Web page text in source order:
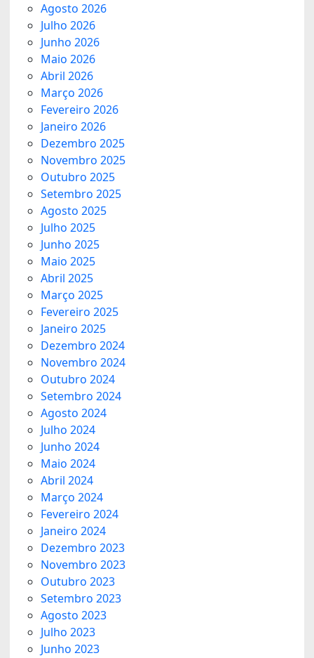
Agosto 2026
Julho 2026
Junho 2026
Maio 2026
Abril 2026
Março 2026
Fevereiro 2026
Janeiro 2026
Dezembro 2025
Novembro 2025
Outubro 2025
Setembro 2025
Agosto 2025
Julho 2025
Junho 2025
Maio 2025
Abril 2025
Março 2025
Fevereiro 2025
Janeiro 2025
Dezembro 2024
Novembro 2024
Outubro 2024
Setembro 2024
Agosto 2024
Julho 2024
Junho 2024
Maio 2024
Abril 2024
Março 2024
Fevereiro 2024
Janeiro 2024
Dezembro 2023
Novembro 2023
Outubro 2023
Setembro 2023
Agosto 2023
Julho 2023
Junho 2023